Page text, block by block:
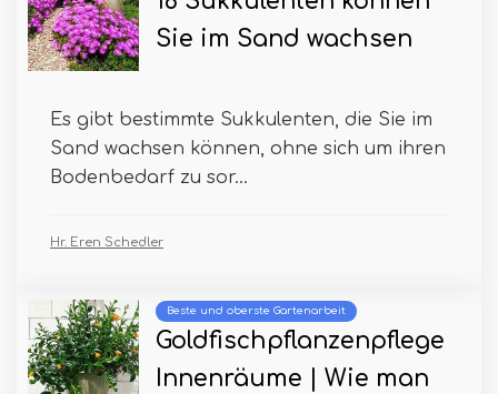
Sie im Sand wachsen
Es gibt bestimmte Sukkulenten, die Sie im
Sand wachsen können, ohne sich um ihren
Bodenbedarf zu sor...
Hr. Eren Schedler
Beste und oberste Gartenarbeit
Goldfischpflanzenpflege
Innenräume | Wie man